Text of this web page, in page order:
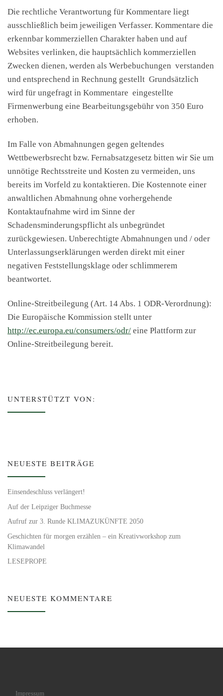
Die rechtliche Verantwortung für Kommentare liegt
ausschließlich beim jeweiligen Verfasser. Kommentare die
erkennbar kommerziellen Charakter haben und auf
Websites verlinken, die hauptsächlich kommerziellen
Zwecken dienen, werden als Werbebuchungen verstanden
und entsprechend in Rechnung gestellt Grundsätzlich
wird für ungefragt in Kommentare eingestellte
Firmenwerbung eine Bearbeitungsgebühr von 350 Euro
erhoben.
Im Falle von Abmahnungen gegen geltendes
Wettbewerbsrecht bzw. Fernabsatzgesetz bitten wir Sie um
unnötige Rechtsstreite und Kosten zu vermeiden, uns
bereits im Vorfeld zu kontaktieren. Die Kostennote einer
anwaltlichen Abmahnung ohne vorhergehende
Kontaktaufnahme wird im Sinne der
Schadensminderungspflicht als unbegründet
zurückgewiesen. Unberechtigte Abmahnungen und / oder
Unterlassungserklärungen werden direkt mit einer
negativen Feststellungsklage oder schlimmerem
beantwortet.
Online-Streitbeilegung (Art. 14 Abs. 1 ODR-Verordnung):
Die Europäische Kommission stellt unter
http://ec.europa.eu/consumers/odr/ eine Plattform zur
Online-Streitbeilegung bereit.
UNTERSTÜTZT VON:
NEUESTE BEITRÄGE
Einsendeschluss verlängert!
Auf der Leipziger Buchmesse
Aufruf zur 3. Runde KLIMAZUKÜNFTE 2050
Geschichten für morgen erzählen – ein Kreativworkshop zum
Klimawandel
LESEPROPE
NEUESTE KOMMENTARE
Impressum